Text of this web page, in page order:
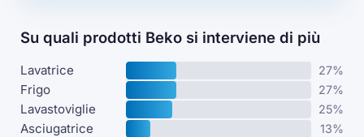
Su quali prodotti Beko si interviene di più
Lavatrice 27%
Frigo 27%
Lavastoviglie 25%
Asciugatrice 13%